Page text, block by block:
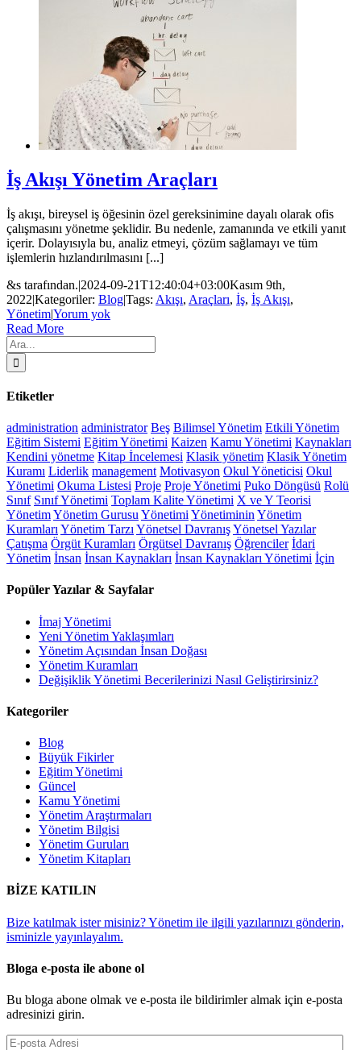
İş Akışı Yönetim Araçları
İş akışı, bireysel iş öğesinin özel gereksinimine dayalı olarak ofis
çalışmasını yönetme şeklidir. Bu nedenle, zamanında ve etkili yanıt
içerir. Dolayısıyla bu, analiz etmeyi, çözüm sağlamayı ve tüm
işlemlerin hızlandırılmasını [...]
&s tarafından.|2024-09-21T12:40:04+03:00Kasım 9th,
2022|Kategoriler: Blog|Tags: Akışı, Araçları, İş, İş Akışı,
Yönetim|Yorum yok
Read More
Ara:
Etiketler
administration administrator Beş Bilimsel Yönetim Etkili Yönetim
Eğitim Sistemi Eğitim Yönetimi Kaizen Kamu Yönetimi Kaynakları
Kendini yönetme Kitap İncelemesi Klasik yönetim Klasik Yönetim
Kuramı Liderlik management Motivasyon Okul Yöneticisi Okul
Yönetimi Okuma Listesi Proje Proje Yönetimi Puko Döngüsü Rolü
Sınıf Sınıf Yönetimi Toplam Kalite Yönetimi X ve Y Teorisi
YönetimYönetim Gurusu Yönetimi Yönetiminin Yönetim
Kuramları Yönetim Tarzı Yönetsel DavranışYönetsel Yazılar
Çatışma Örgüt Kuramları Örgütsel Davranış Öğrenciler İdari
Yönetim İnsan İnsan Kaynakları İnsan Kaynakları Yönetimi İçin
Popüler Yazılar & Sayfalar
İmaj Yönetimi
Yeni Yönetim Yaklaşımları
Yönetim Açısından İnsan Doğası
Yönetim Kuramları
Değişiklik Yönetimi Becerilerinizi Nasıl Geliştirirsiniz?
Kategoriler
Blog
Büyük Fikirler
Eğitim Yönetimi
Güncel
Kamu Yönetimi
Yönetim Araştırmaları
Yönetim Bilgisi
Yönetim Guruları
Yönetim Kitapları
BİZE KATILIN
Bize katılmak ister misiniz? Yönetim ile ilgili yazılarınızı gönderin,
isminizle yayınlayalım.
Bloga e-posta ile abone ol
Bu bloga abone olmak ve e-posta ile bildirimler almak için e-posta
adresinizi girin.
E-